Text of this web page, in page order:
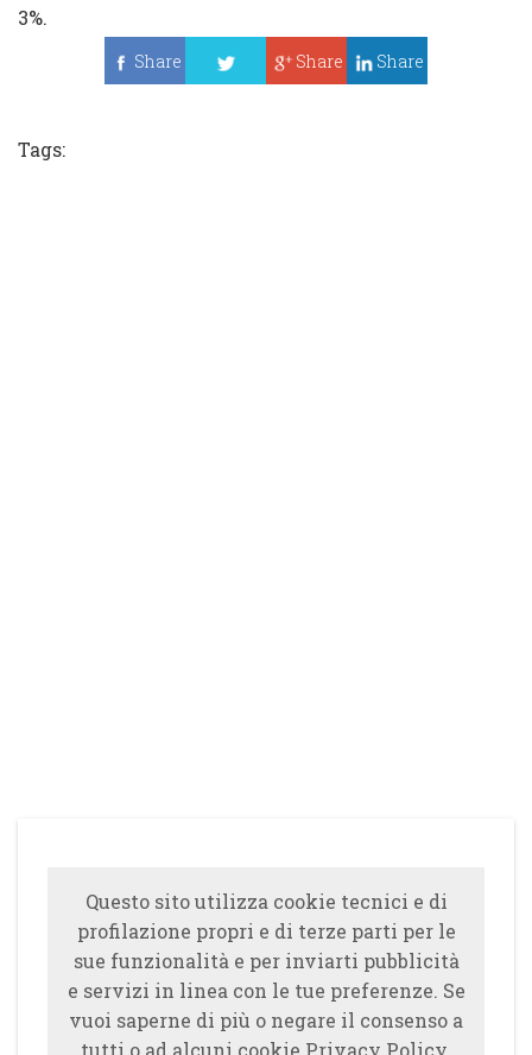
3%.
Share
Share Share
Tags:
Questo sito utilizza cookie tecnici e di
profilazione propri e di terze parti per le
sue funzionalità e per inviarti pubblicità
e servizi in linea con le tue preferenze. Se
vuoi saperne di più o negare il consenso a